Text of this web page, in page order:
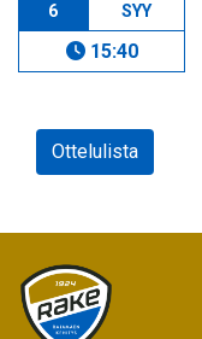
6 SYY
15:40
Ottelulista